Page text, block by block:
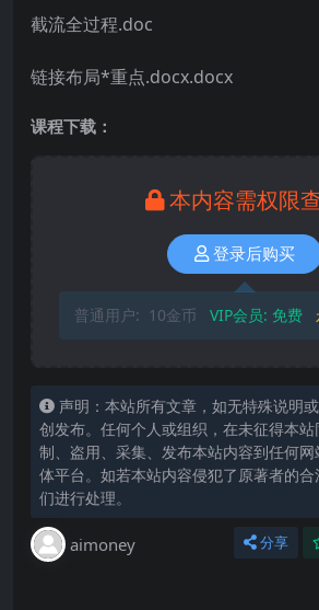
截流全过程.doc
链接布局*重点.docx.docx
课程下载：
本内容需权限
登录后购买
普通用户: 10金币 VIP会员: 免费
声明：本站所有文章，如无特殊说明
创发布。任何个人或组织，在未征得本站
制、盗用、采集、发布本站内容到任何
体平台。如若本站内容侵犯了原著者的
们进行处理。
aimoney 分享